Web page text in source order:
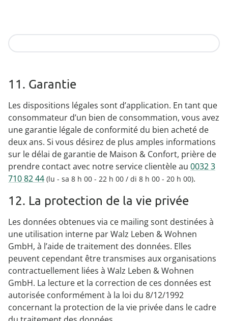
11. Garantie
Les dispositions légales sont d’application. En tant que
consommateur d’un bien de consommation, vous avez
une garantie légale de conformité du bien acheté de
deux ans. Si vous désirez de plus amples informations
sur le délai de garantie de Maison & Confort, prière de
prendre contact avec notre service clientèle au 0032 3
710 82 44 (lu - sa 8 h 00 - 22 h 00 / di 8 h 00 - 20 h 00).
12. La protection de la vie privée
Les données obtenues via ce mailing sont destinées à
une utilisation interne par Walz Leben & Wohnen
GmbH, à l’aide de traitement des données. Elles
peuvent cependant être transmises aux organisations
contractuellement liées à Walz Leben & Wohnen
GmbH. La lecture et la correction de ces données est
autorisée conformément à la loi du 8/12/1992
concernant la protection de la vie privée dans le cadre